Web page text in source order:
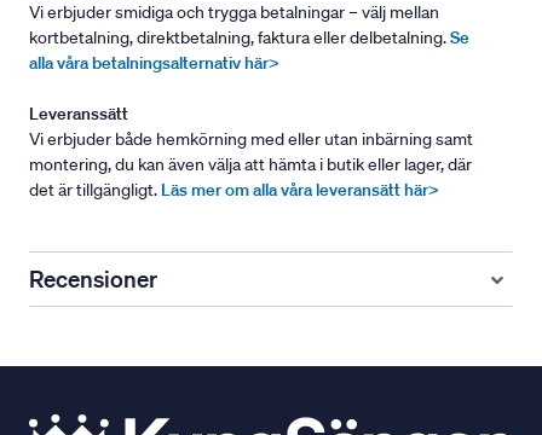
Vi erbjuder smidiga och trygga betalningar – välj mellan
kortbetalning, direktbetalning, faktura eller delbetalning.Se
alla våra betalningsalternativ här>
Leveranssätt
Vi erbjuder både hemkörning med eller utan inbärning samt
montering, du kan även välja att hämta i butik eller lager, där
det är tillgängligt. Läs mer om alla våra leveransätt här>
Recensioner